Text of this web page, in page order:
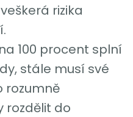
rizika
100 procent splní
stále musí své
rozumně
rozdělit do